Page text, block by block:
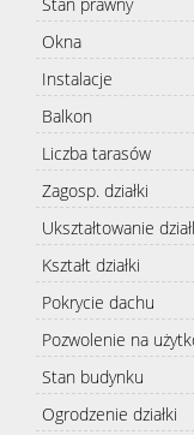
Okna
Instalacje
Balkon
Liczba tarasów
Zagosp. działki
Ukształtowanie
Kształt działki
Pokrycie dachu
Pozwolenie na
Stan budynku
Ogrodzenie działki